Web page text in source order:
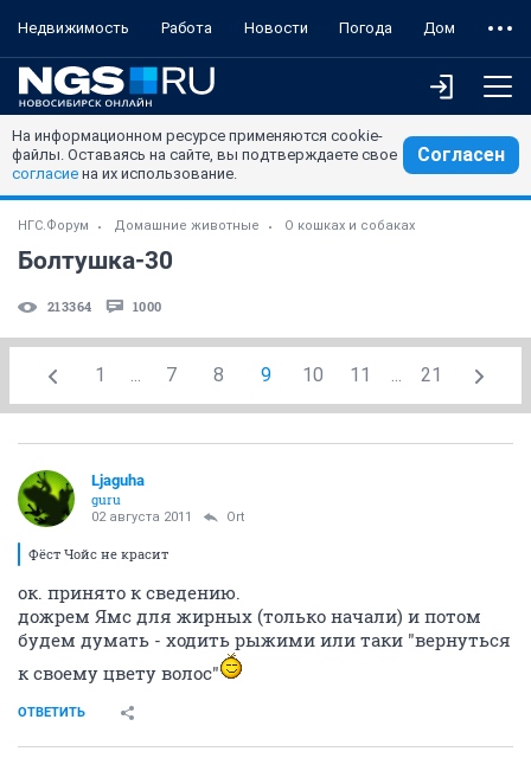
Недвижимость Работа Новости Погода Дом
На информационном ресурсе применяются cookie-
файлы. Оставаясь на сайте, вы подтверждаете свое
согласие на их использование.
Согласен
НГС.Форум Домашние животные О кошках и собаках
Болтушка-30
213364 1000
1 ... 7 8 9 10 11 ... 21
Ljaguha
guru
02 августа 2011 Ort
Фёст Чойс не красит
ок. принято к сведению.
дожрем Ямс для жирных (только начали) и потом
будем думать - ходить рыжими или таки "вернуться
к своему цвету волос"
ОТВЕТИТЬ